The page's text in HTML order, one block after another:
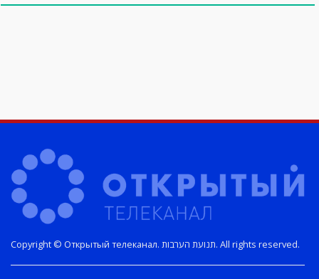
Copyright © Открытый телеканал. תנועת הערבות. All rights reserved.